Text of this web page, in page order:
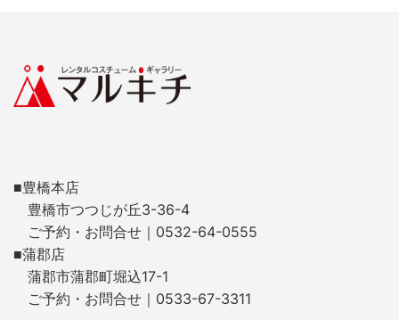
■豊橋本店
豊橋市つつじが丘3-36-4
ご予約・お問合せ｜0532-64-0555
■蒲郡店
蒲郡市蒲郡町堀込17-1
ご予約・お問合せ｜0533-67-3311